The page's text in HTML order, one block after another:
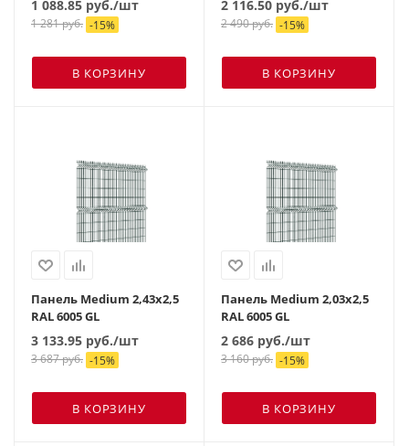
1 088.85 руб./шт
1 281руб. -15%
В КОРЗИНУ
2 116.50 руб./шт
2 490руб. -15%
В КОРЗИНУ
Панель Medium 2,43х2,5
RAL 6005 GL
3 133.95 руб./шт
3 687руб. -15%
В КОРЗИНУ
Панель Medium 2,03х2,5
RAL 6005 GL
2 686 руб./шт
3 160руб. -15%
В КОРЗИНУ